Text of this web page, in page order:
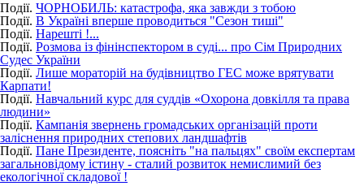
Події. ЧОРНОБИЛЬ: катастрофа, яка завжди з тобою
Події. В Україні вперше проводиться "Сезон тиші"
Події. Нарешті !...
Події. Розмова із фінінспектором в суді... про Сім Природних
Судес України
Події. Лише мораторій на будівництво ГЕС може врятувати
Карпати!
Події. Hавчальний курс для суддів «Охорона довкілля та права
людини»
Події. Кампанія звернень громадських організацій проти
заліснення природних степових ландшафтів
Події. Пане Президенте, поясніть "на пальцях" своїм експертам
загальновідому істину - сталий розвиток немислимий без
екологічної складової !